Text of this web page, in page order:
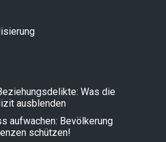
Was die
ausblenden
aufwachen: Bevölkerung
schützen!